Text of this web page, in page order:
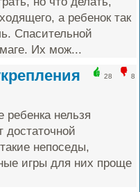
а ребенок так
Спасительной
Их мож...
28 8
ребенка нельзя
достаточной
непоседы,
игры для них проще